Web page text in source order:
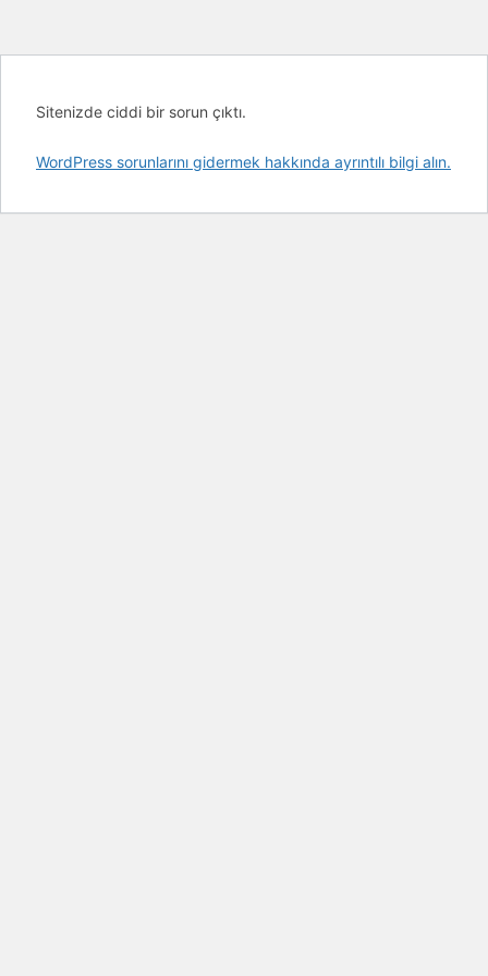
Sitenizde ciddi bir sorun çıktı.
WordPress sorunlarını gidermek hakkında ayrıntılı bilgi alın.